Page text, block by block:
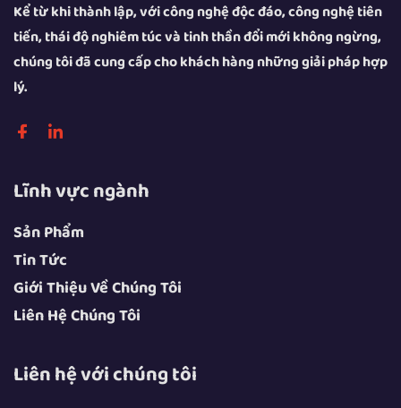
Kể từ khi thành lập, với công nghệ độc đáo, công nghệ tiên
tiến, thái độ nghiêm túc và tinh thần đổi mới không ngừng,
chúng tôi đã cung cấp cho khách hàng những giải pháp hợp
lý.
Lĩnh vực ngành
Sản Phẩm
Tin Tức
Giới Thiệu Về Chúng Tôi
Liên Hệ Chúng Tôi
Liên hệ với chúng tôi